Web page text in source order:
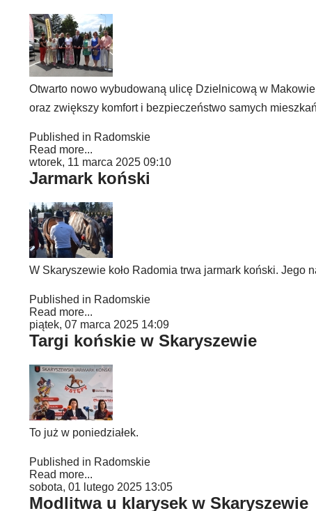
Otwarto nowo wybudowaną ulicę Dzielnicową w
oraz zwiększy komfort i bezpieczeństwo samych
Published in Radomskie
Read more...
wtorek, 11 marca 2025 09:10
Jarmark koński
W Skaryszewie koło Radomia trwa jarmark koński. Jego
Published in Radomskie
Read more...
piątek, 07 marca 2025 14:09
Targi końskie w Skaryszewie
To już w poniedziałek.
Published in Radomskie
Read more...
sobota, 01 lutego 2025 13:05
Modlitwa u klarysek w Skaryszewie